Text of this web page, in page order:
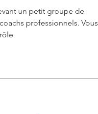
un petit groupe de
professionnels. Vous